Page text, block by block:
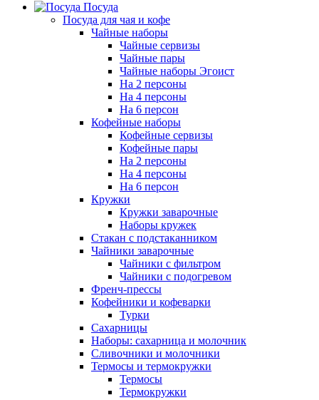
Посуда
Посуда для чая и кофе
Чайные наборы
Чайные сервизы
Чайные пары
Чайные наборы Эгоист
На 2 персоны
На 4 персоны
На 6 персон
Кофейные наборы
Кофейные сервизы
Кофейные пары
На 2 персоны
На 4 персоны
На 6 персон
Кружки
Кружки заварочные
Наборы кружек
Стакан с подстаканником
Чайники заварочные
Чайники с фильтром
Чайники с подогревом
Френч-прессы
Кофейники и кофеварки
Турки
Сахарницы
Наборы: сахарница и молочник
Сливочники и молочники
Термосы и термокружки
Термосы
Термокружки